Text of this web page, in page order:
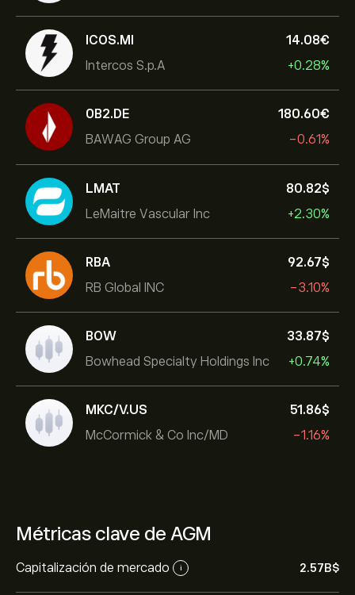
ICOS.MI
Intercos S.p.A
14.08‎€‎
+0.28%
0B2.DE
BAWAG Group AG
180.60‎€‎
-0.61%
LMAT
LeMaitre Vascular Inc
80.82‎$‎
+2.30%
RBA
RB Global INC
92.67‎$‎
-3.10%
BOW
Bowhead Specialty Holdings Inc
33.87‎$‎
+0.74%
MKC/V.US
McCormick & Co Inc/MD
51.86‎$‎
-1.16%
Métricas clave de AGM
Capitalización de mercado i 2.57B‎$‎